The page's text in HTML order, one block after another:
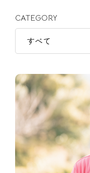
CATEGORY